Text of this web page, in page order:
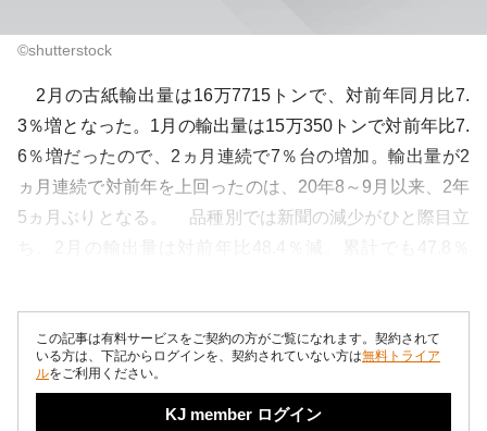
©shutterstock
2月の古紙輸出量は16万7715トンで、対前年同月比7.
3％増となった。1月の輸出量は15万350トンで対前年比7.
6％増だったので、2ヵ月連続で7％台の増加。輸出量が2
ヵ月連続で対前年を上回ったのは、20年8～9月以来、2年
5ヵ月ぶりとなる。 品種別では新聞の減少がひと際目立
この記事は有料サービスをご契約の方がご覧になれます。契約されて
いる方は、下記からログインを、契約されていない方は無料トライア
ルをご利用ください。
KJ member ログイン